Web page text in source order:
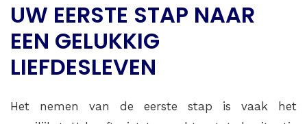
UW EERSTE STAP NAAR
EEN GELUKKIG
LIEFDESLEVEN
Het nemen van de eerste stap is vaak het